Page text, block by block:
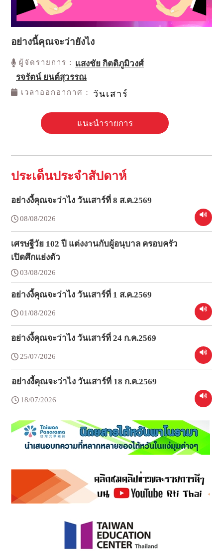
อย่างนี้คุณจะว่ายังไง
ผู้จัดรายการ： แสงชัย กิตติภูมิวงศ์
รจรัตน์ ยนต์สุวรรณ
เวลาออกอากาศ： วันเสาร์
แนะนำรายการ
ประเด็นประจำสัปดาห์
อย่างงี้คุณจะว่าไง วันเสาร์ที่ 8 ส.ค.2569
08/08/2026
เศรษฐีวัย 102 ปี แต่งงานกับผู้อนุบาล ครอบครัว
เปิดศึกแย่งตัว
03/08/2026
อย่างงี้คุณจะว่าไง วันเสาร์ที่ 1 ส.ค.2569
01/08/2026
อย่างงี้คุณจะว่าไง วันเสาร์ที่ 24 ก.ค.2569
25/07/2026
อย่างงี้คุณจะว่าไง วันเสาร์ที่ 18 ก.ค.2569
18/07/2026